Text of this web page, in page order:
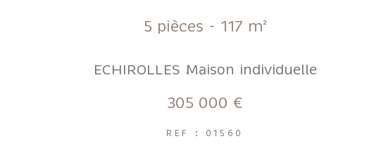
5 pièces - 117 m²
ECHIROLLES Maison individuelle
305 000 €
REF : 01560